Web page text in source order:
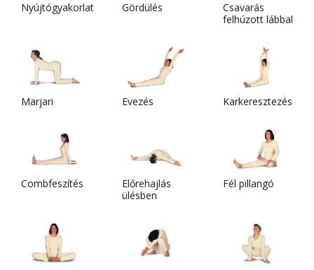
Nyújtógyakorlat Gördülés
Csavarás
felhúzott lábbal
Marjari Evezés Karkeresztezés
Combfeszítés
Előrehajlás
ülésben
Fél pillangó